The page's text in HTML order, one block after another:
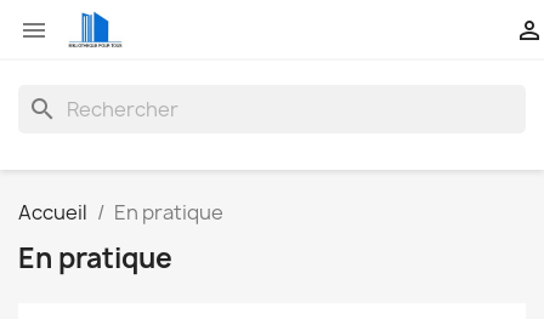
 
search
Accueil En pratique
En pratique